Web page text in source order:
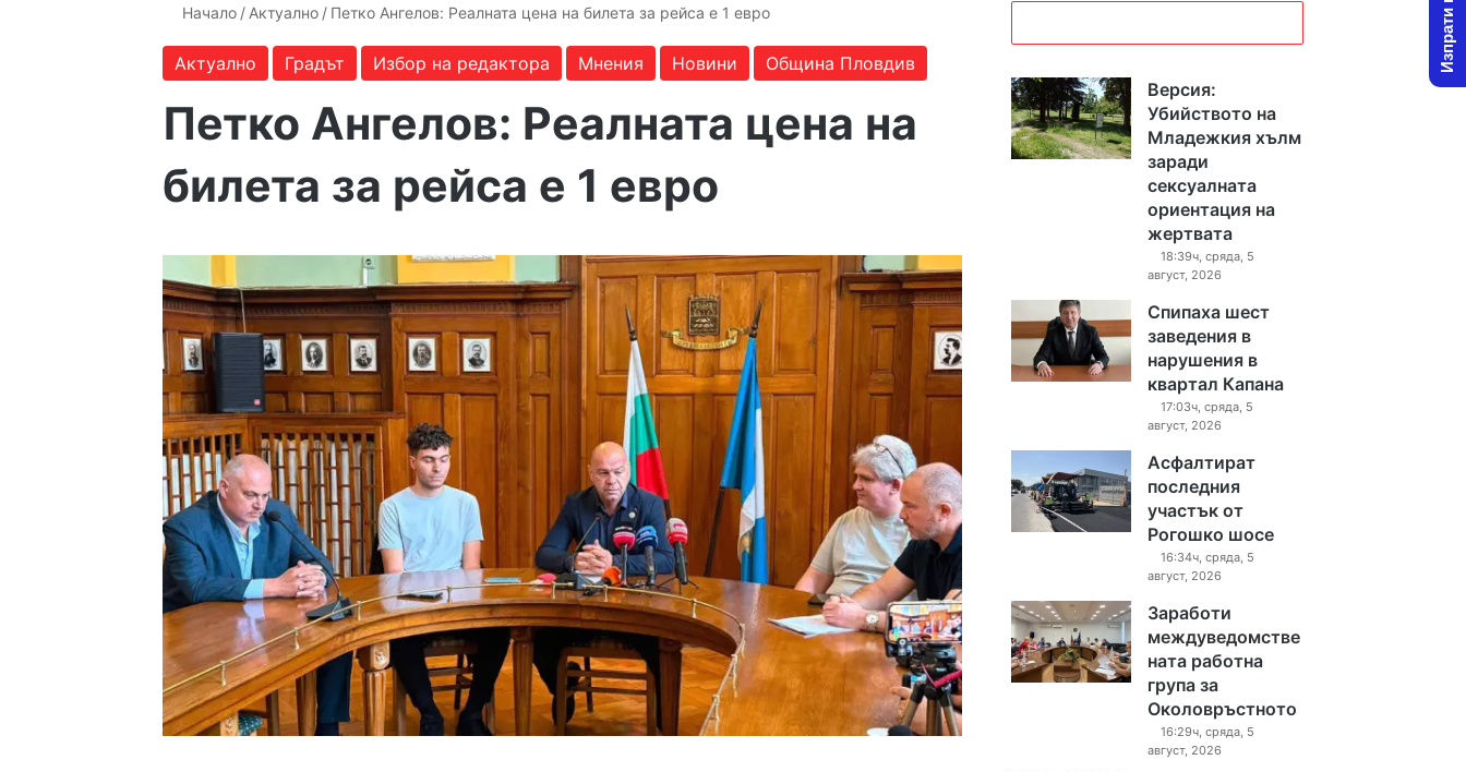
Начало / Актуално / Петко Ангелов: Реалната цена на билета за рейса е 1 евро
Актуално Градът Избор на редактора Мнения Новини Община Пловдив
Петко Ангелов: Реалната цена на
билета за рейса е 1 евро
Версия:
Убийството на
Младежкия хълм
заради
сексуалната
ориентация на
жертвата
18:39ч, сряда, 5
август, 2026
Спипаха шест
заведения в
нарушения в
квартал Капана
17:03ч, сряда, 5
август, 2026
Асфалтират
последния
участък от
Рогошко шосе
16:34ч, сряда, 5
август, 2026
Заработи
междуведомстве
ната работна
група за
Околовръстното
16:29ч, сряда, 5
август, 2026